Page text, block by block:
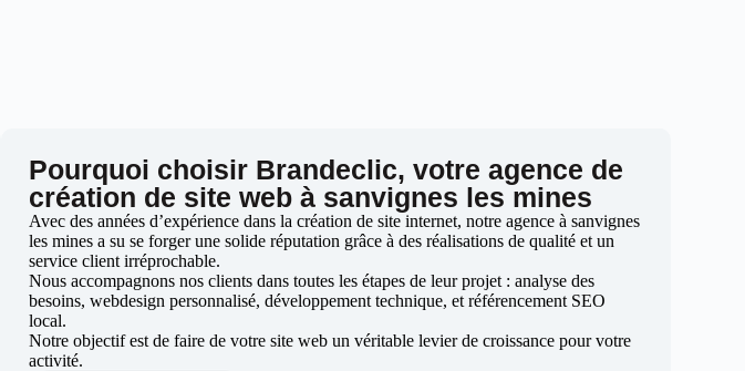
Pourquoi choisir Brandeclic, votre agence de
création de site web à sanvignes les mines
Avec des années d’expérience dans la création de site internet, notre agence à sanvignes
les mines a su se forger une solide réputation grâce à des réalisations de qualité et un
service client irréprochable.
Nous accompagnons nos clients dans toutes les étapes de leur projet : analyse des
besoins, webdesign personnalisé, développement technique, et référencement SEO
local.
Notre objectif est de faire de votre site web un véritable levier de croissance pour votre
activité.